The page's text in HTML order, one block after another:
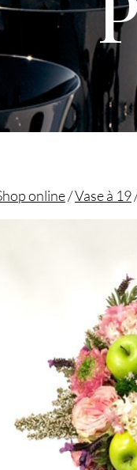
online/Vase à 19